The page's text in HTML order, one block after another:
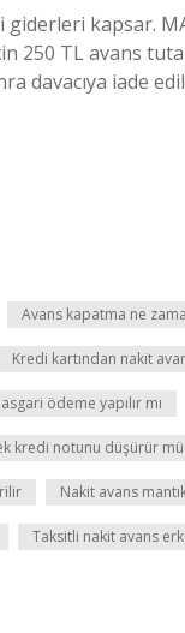
kapsar.
TL avans
davacıya iade
Avans kapatma ne
Kredi kartından nakit
ödeme yapılır mı
kredi notunu düşürür mü
Nakit avans
Taksitli nakit avans